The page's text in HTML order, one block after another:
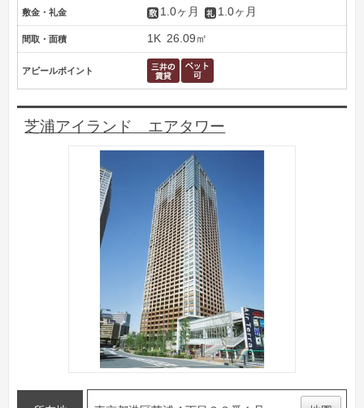
敷金・礼金 1.0ヶ月 1.0ヶ月
間取・面積 1K 26.09㎡
アピールポイント
芝浦アイランド エアタワー